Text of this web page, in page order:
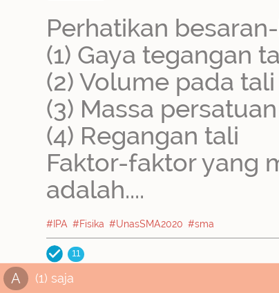
Perhatikan
(1) Gaya tegangan
(2) Volume pada tali
(3) Massa
(4) Regangan tali
Faktor-faktor yang
adalah....
#IPA #Fisika #UnasSMA2020 #sma
11
A (1) saja